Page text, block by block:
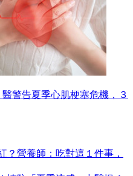
警告夏季心肌梗塞危機，３
？營養師：吃對這１件事，